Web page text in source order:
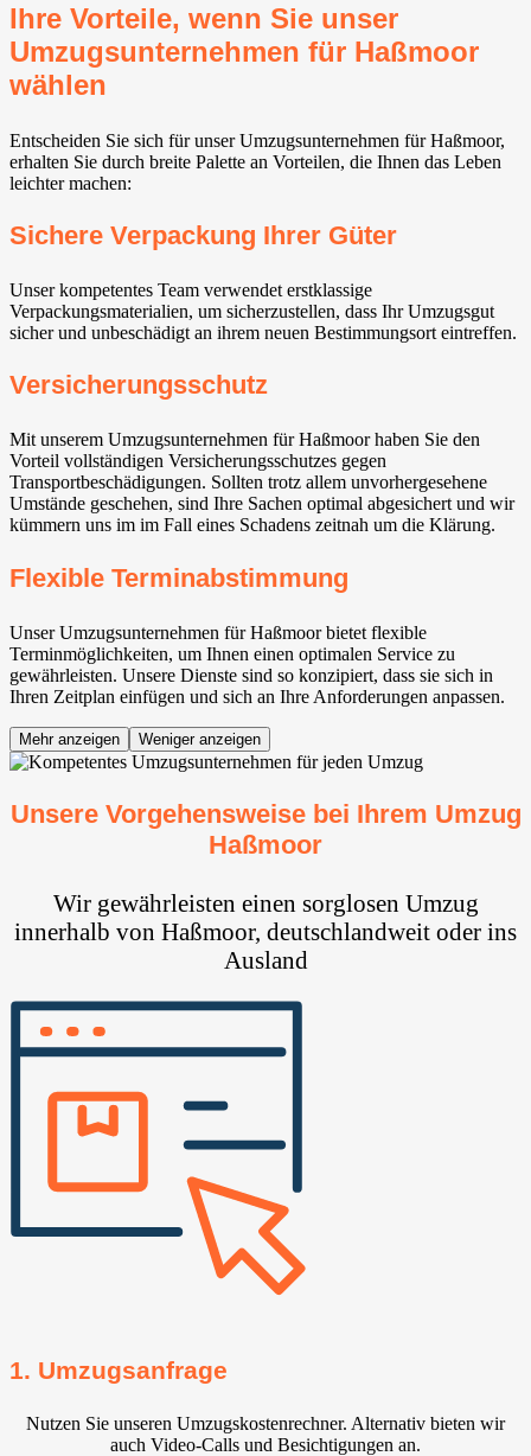
Ihre Vorteile, wenn Sie unser
Umzugsunternehmen für Haßmoor
wählen
Entscheiden Sie sich für unser Umzugsunternehmen für Haßmoor,
erhalten Sie durch breite Palette an Vorteilen, die Ihnen das Leben
leichter machen:
Sichere Verpackung Ihrer Güter
Unser kompetentes Team verwendet erstklassige
Verpackungsmaterialien, um sicherzustellen, dass Ihr Umzugsgut
sicher und unbeschädigt an ihrem neuen Bestimmungsort eintreffen.
Versicherungsschutz
Mit unserem Umzugsunternehmen für Haßmoor haben Sie den
Vorteil vollständigen Versicherungsschutzes gegen
Transportbeschädigungen. Sollten trotz allem unvorhergesehene
Umstände geschehen, sind Ihre Sachen optimal abgesichert und wir
kümmern uns im im Fall eines Schadens zeitnah um die Klärung.
Flexible Terminabstimmung
Unser Umzugsunternehmen für Haßmoor bietet flexible
Terminmöglichkeiten, um Ihnen einen optimalen Service zu
gewährleisten. Unsere Dienste sind so konzipiert, dass sie sich in
Ihren Zeitplan einfügen und sich an Ihre Anforderungen anpassen.
Mehr anzeigen Weniger anzeigen
Unsere Vorgehensweise bei Ihrem Umzug
Haßmoor
Wir gewährleisten einen sorglosen Umzug
innerhalb von Haßmoor, deutschlandweit oder ins
Ausland
1. Umzugsanfrage
Nutzen Sie unseren Umzugskostenrechner. Alternativ bieten wir
auch Video-Calls und Besichtigungen an.